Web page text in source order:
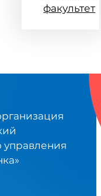
факультет
управления